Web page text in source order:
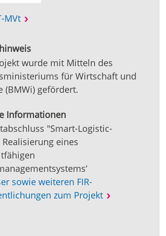
MVt
wurde mit Mitteln des
für Wirtschaft und
(BMWi) gefördert.
Informationen
"Smart-Logistic-
eines
sowie weiteren FIR-
zum Projekt